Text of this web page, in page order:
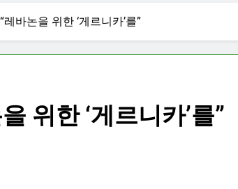
바논을 위한 ‘게르니카’를”
위한 ‘게르니카’를”